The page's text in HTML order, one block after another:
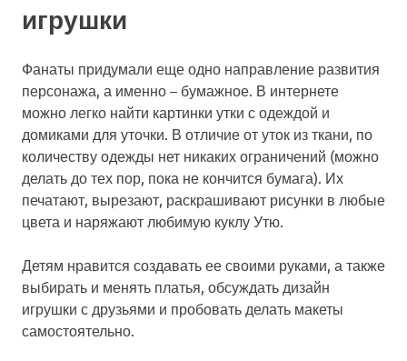
игрушки
Фанаты придумали еще одно направление развития
персонажа, а именно – бумажное. В интернете
можно легко найти картинки утки с одеждой и
домиками для уточки. В отличие от уток из ткани, по
количеству одежды нет никаких ограничений (можно
делать до тех пор, пока не кончится бумага). Их
печатают, вырезают, раскрашивают рисунки в любые
цвета и наряжают любимую куклу Утю.
Детям нравится создавать ее своими руками, а также
выбирать и менять платья, обсуждать дизайн
игрушки с друзьями и пробовать делать макеты
самостоятельно.